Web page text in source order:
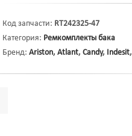
Код запчасти: RT242325-47
Категория: Ремкомплекты бака
Бренд: Ariston, Atlant, Candy, Indesit,